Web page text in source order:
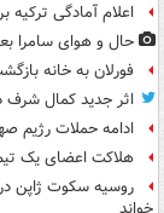
اعلام آمادگی ترکیه
حال و هوای سامرا
فورلان به خانه
اثر جدید کمال شرف
ادامه حملات رژیم
هلاکت اعضای یک
روسیه سکوت ژاپن در